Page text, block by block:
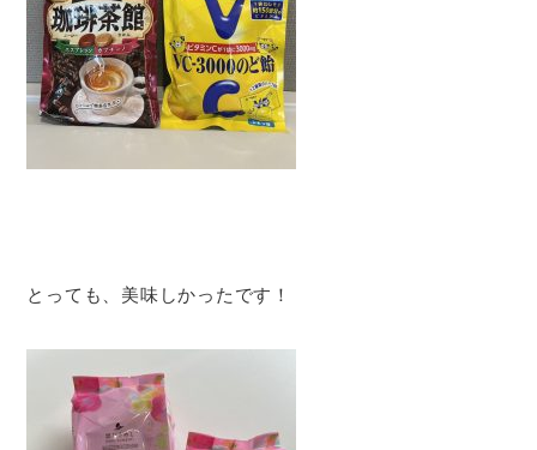
とっても、美味しかったです！